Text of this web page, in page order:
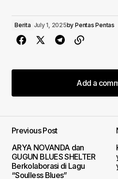
Berita July 1, 2025by Pentas Pentas
Add a
Add a
Required fields are
Comment*
Previous Post
ARYA NOVANDA dan
GUGUN BLUES SHELTER
Berkolaborasi di Lagu
“Soulless Blues”